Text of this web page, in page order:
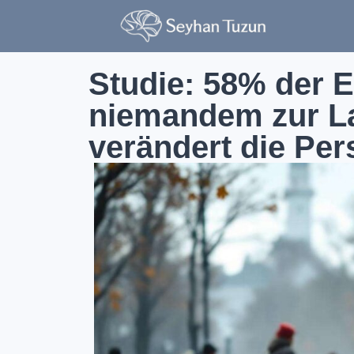
Studie: 58% der
niemandem zur
verändert die